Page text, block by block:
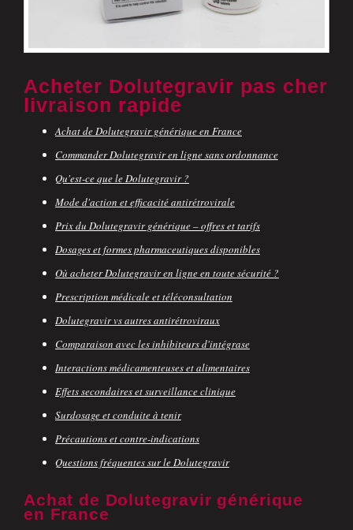
Acheter Dolutegravir pas cher
livraison rapide
Achat de Dolutegravir générique en France
Commander Dolutegravir en ligne sans ordonnance
Qu'est-ce que le Dolutegravir ?
Mode d'action et efficacité antirétrovirale
Prix du Dolutegravir générique – offres et tarifs
Dosages et formes pharmaceutiques disponibles
Où acheter Dolutegravir en ligne en toute sécurité ?
Prescription médicale et téléconsultation
Dolutegravir vs autres antirétroviraux
Comparaison avec les inhibiteurs d'intégrase
Interactions médicamenteuses et alimentaires
Effets secondaires et surveillance clinique
Surdosage et conduite à tenir
Précautions et contre-indications
Questions fréquentes sur le Dolutegravir
Achat de Dolutegravir générique
en France